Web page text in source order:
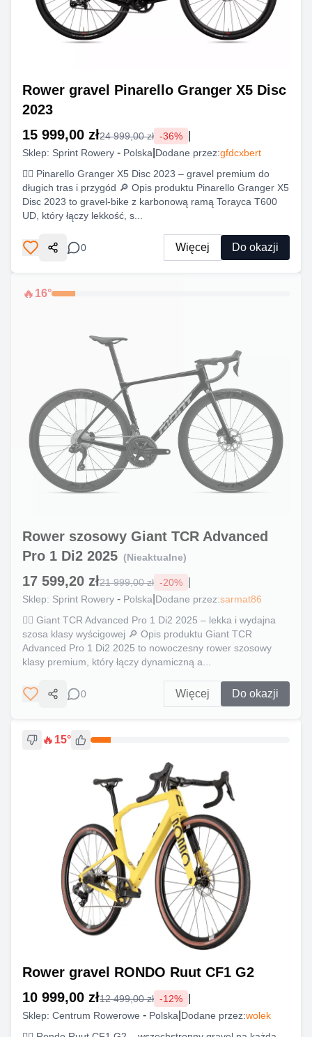
Rower gravel Pinarello Granger X5 Disc
2023
15 999,00 zł24 999,00 zł -36%
Sklep: Sprint Rowery - Polska Dodane przez:gfdcxbert
🚴‍♂️ Pinarello Granger X5 Disc 2023 – gravel premium do
długich tras i przygód 🔎 Opis produktu Pinarello Granger X5
Disc 2023 to gravel-bike z karbonową ramą Torayca T600
UD, który łączy lekkość, s...
Udostępnij
0 Więcej Do okazji
🔥 16°
Rower szosowy Giant TCR Advanced
Pro 1 Di2 2025 (Nieaktualne)
17 599,20 zł21 999,00 zł -20%
Sklep: Sprint Rowery - Polska Dodane przez:sarmat86
🚴‍♂️ Giant TCR Advanced Pro 1 Di2 2025 – lekka i wydajna
szosa klasy wyścigowej 🔎 Opis produktu Giant TCR
Advanced Pro 1 Di2 2025 to nowoczesny rower szosowy
klasy premium, który łączy dynamiczną a...
Udostępnij
0 Więcej Do okazji
🔥 15°
Rower gravel RONDO Ruut CF1 G2
10 999,00 zł12 499,00 zł -12%
Sklep: Centrum Rowerowe - Polska Dodane przez:wolek